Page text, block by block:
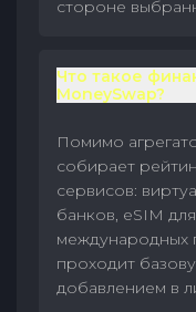
стороне
Что такое
MoneySwap?
Помимо
собирает
сервисов:
банков, eSIM
международных
проходит
добавлением в